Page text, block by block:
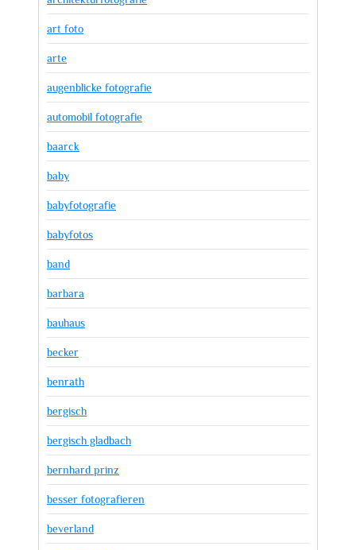
art foto
arte
augenblicke fotografie
automobil fotografie
baarck
baby
babyfotografie
babyfotos
band
barbara
bauhaus
becker
benrath
bergisch
bergisch gladbach
bernhard prinz
besser fotografieren
beverland